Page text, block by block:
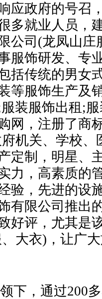
应政府的号召
多就业人员，
公司(龙凤山庄
服饰研发、专
括传统的男女
等服饰生产及
装服饰出租;
网，注册了商
机关、学校、
定制，明星、
力，高素质的
验，先进的设
有限公司推出
好评，尤其是
大衣)，让广
，通过200多